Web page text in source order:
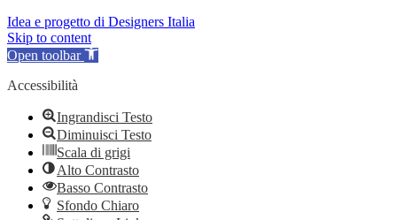
Idea e progetto di Designers Italia
Skip to content
Open toolbar
Accessibilità
Ingrandisci Testo
Diminuisci Testo
Scala di grigi
Alto Contrasto
Basso Contrasto
Sfondo Chiaro